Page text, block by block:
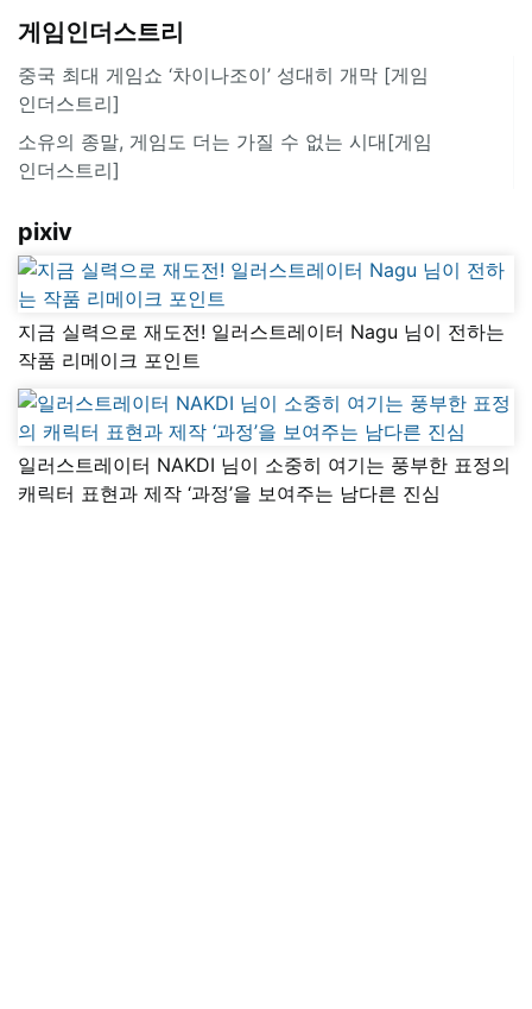
게임인더스트리
중국 최대 게임쇼 ‘차이나조이’ 성대히 개막 [게임
인더스트리]
소유의 종말, 게임도 더는 가질 수 없는 시대[게임
인더스트리]
pixiv
지금 실력으로 재도전! 일러스트레이터 Nagu 님이 전하는
작품 리메이크 포인트
일러스트레이터 NAKDI 님이 소중히 여기는 풍부한 표정의
캐릭터 표현과 제작 ‘과정’을 보여주는 남다른 진심